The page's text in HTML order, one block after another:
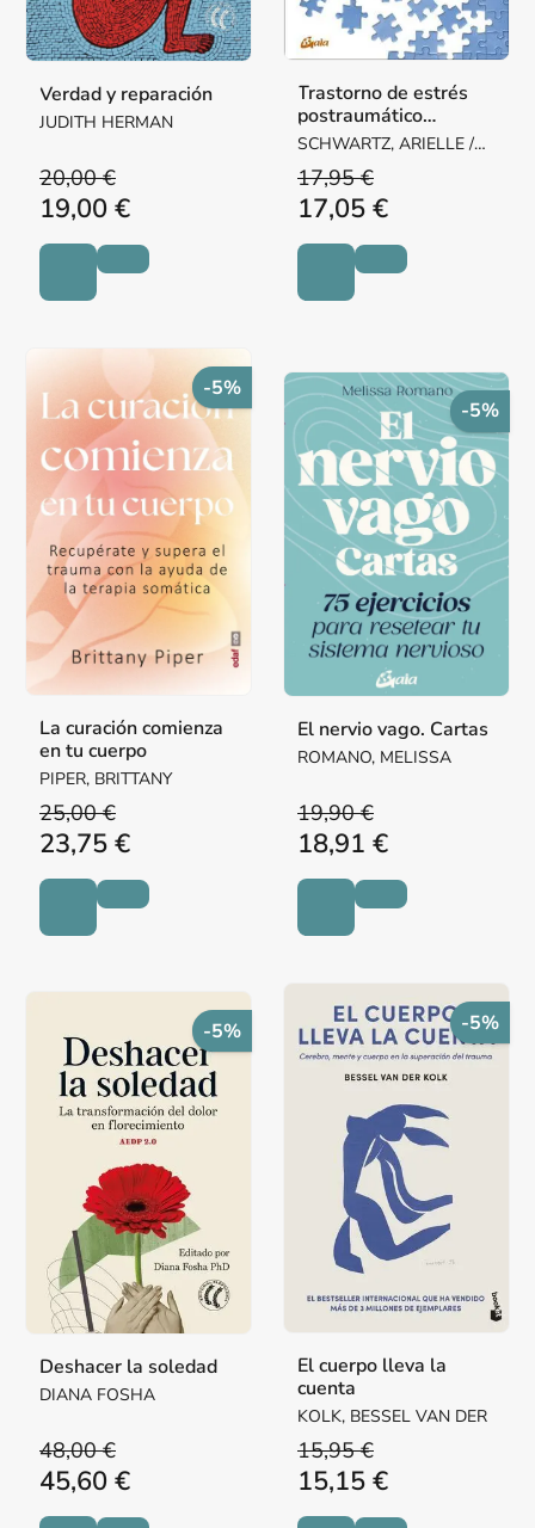
Verdad y reparación
JUDITH HERMAN
20,00 €
19,00 €
Trastorno de estrés
postraumático
complejo: Libro de
SCHWARTZ, ARIELLE /
KNIPE, JIM
17,95 €
17,05 €
-5%
La curación comienza
en tu cuerpo
PIPER, BRITTANY
25,00 €
23,75 €
-5%
El nervio vago. Cartas
ROMANO, MELISSA
19,90 €
18,91 €
-5%
Deshacer la soledad
DIANA FOSHA
48,00 €
45,60 €
-5%
El cuerpo lleva la
cuenta
KOLK, BESSEL VAN DER
15,95 €
15,15 €